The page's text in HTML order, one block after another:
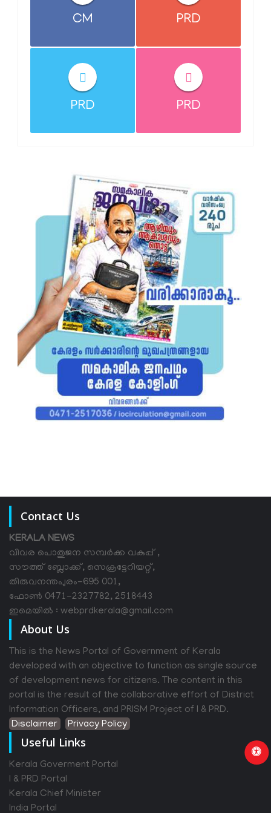
CM PRD
PRD PRD
Contact Us
KERALA NEWS
വിവര പൊതുജന സമ്പര്‍ക്ക വകുപ്പ് ,
സൗത്ത് ബ്ലോക്ക്, സെക്രട്ടേറിയറ്റ്,
തിരുവനന്തപുരം-695 001,
ഫോൺ 0471-2327782, 2518443
ഇമെയിൽ : webprdkerala@gmail.com
About Us
This is the News Portal of Government of Kerala
developed with an objective to function as single source
of development news for citizens. The content in this
portal is the result of the collaborative effort of District
Information Officers, and PRISM Project of I & PRD.
Disclaimer
Privacy Policy
Useful Links
Kerala Goverment Portal
I & PRD Portal
Kerala Chief Minister
India Portal